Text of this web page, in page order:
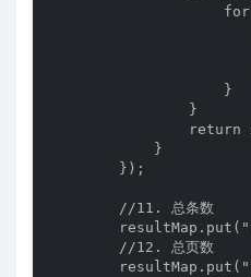
                    }
                }
return
            }
        });
        //11. 总条数
        //12. 总页数